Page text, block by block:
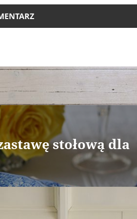
stołową dla